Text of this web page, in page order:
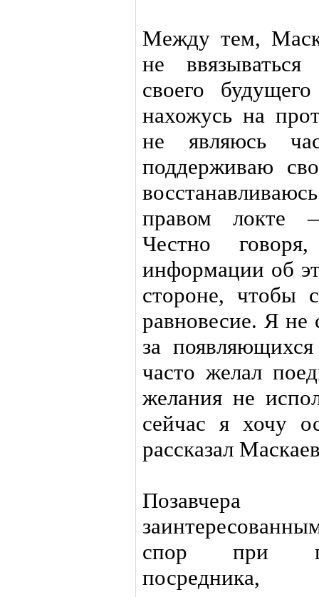
Между тем,
не
своего
нахожусь на
не являюсь
поддерживаю
правом локте
Честно
информации об
стороне, чтобы
равновесие. Я не
за
часто желал
желания не
сейчас я хочу
рассказал
Позавчера
спор при
посредника,